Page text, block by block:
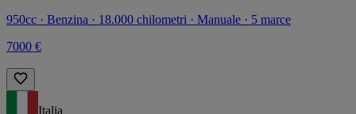
950cc · Benzina · 18.000 chilometri · Manuale · 5 marce
7000 €
Italia